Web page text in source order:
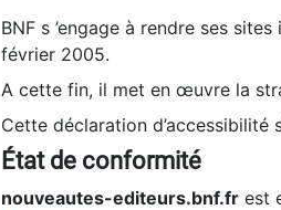
BNF s ’engage à rendre ses
février 2005.
A cette fin, il met en œuvre la
Cette déclaration d’accessibilité
État de conformité
nouveautes-editeurs.bnf.fr est